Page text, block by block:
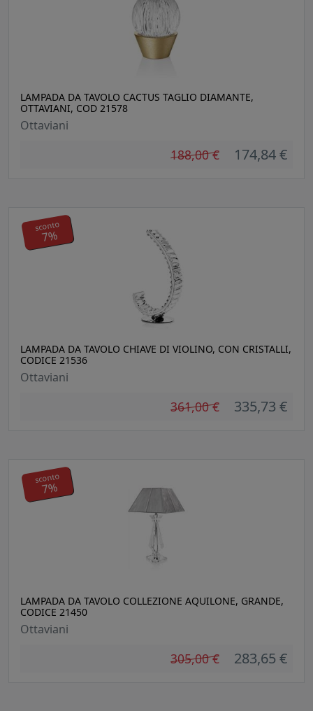
LAMPADA DA TAVOLO CACTUS TAGLIO DIAMANTE,
OTTAVIANI, COD 21578
Ottaviani
188,00 € 174,84 €
LAMPADA DA TAVOLO CHIAVE DI VIOLINO, CON CRISTALLI,
CODICE 21536
Ottaviani
361,00 € 335,73 €
sconto
7%
LAMPADA DA TAVOLO COLLEZIONE AQUILONE, GRANDE,
CODICE 21450
Ottaviani
305,00 € 283,65 €
sconto
7%